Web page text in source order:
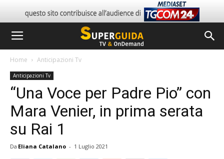
Home Anticipazioni Tv
Anticipazioni Tv
“Una Voce per Padre Pio” con
Mara Venier, in prima serata
su Rai 1
Da Eliana Catalano - 1 Luglio 2021